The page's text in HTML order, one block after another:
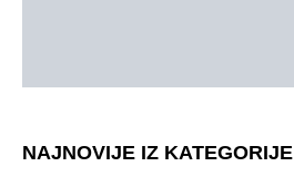
NAJNOVIJE IZ KATEGORIJE